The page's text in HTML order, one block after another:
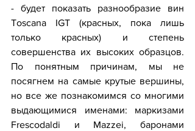
- будет показать разнообразие вин
Toscana IGT (красных, пока лишь
только красных) и степень
совершенства их высоких образцов.
По понятным причинам, мы не
посягнем на самые крутые вершины,
но все же познакомимся со многими
выдающимися именами: маркизами
Frescodaldi и Mazzei, баронами